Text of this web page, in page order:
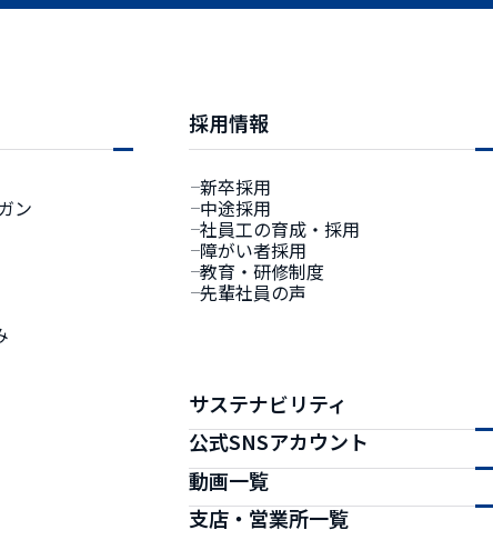
ン
採用情報
新卒採用
中途採用
社員工の育成・採用
障がい者採用
教育・研修制度
先輩社員の声
サステナビリティ
公式SNSアカウント
動画一覧
支店・営業所一覧